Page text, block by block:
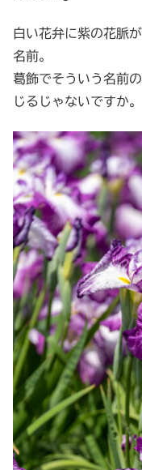
白い花弁に紫の花脈
名前。
葛飾でそういう名前
じるじゃないですか。